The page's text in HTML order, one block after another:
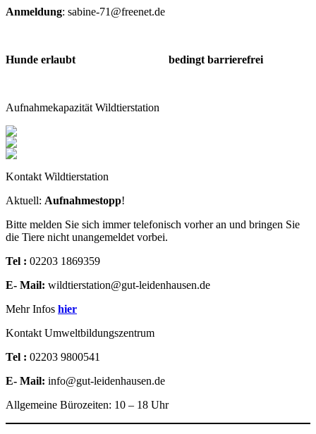
Anmeldung: sabine-71@freenet.de
Hunde erlaubt bedingt barrierefrei
Aufnahmekapazität Wildtierstation
Kontakt Wildtierstation
Aktuell: Aufnahmestopp!
Bitte melden Sie sich immer telefonisch vorher an und bringen Sie
die Tiere nicht unangemeldet vorbei.
Tel : 02203 1869359
E- Mail: wildtierstation@gut-leidenhausen.de
Mehr Infos hier
Kontakt Umweltbildungszentrum
Tel : 02203 9800541
E- Mail: info@gut-leidenhausen.de
Allgemeine Bürozeiten: 10 – 18 Uhr